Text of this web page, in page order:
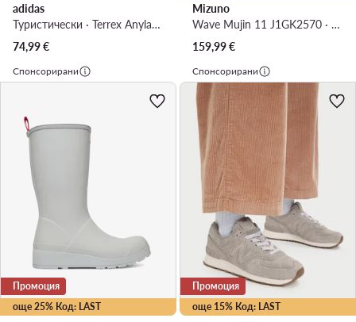
adidas
Туристически · Terrex Anylander JR6605 · Сив
74,99€
Mizuno
Wave Mujin 11 J1GK2570 · Маратонки за бягане
159,99€
Спонсорирани
още 25% Код: LAST
Промоция
Спонсорирани
още 15% Код: LAST
Промоция